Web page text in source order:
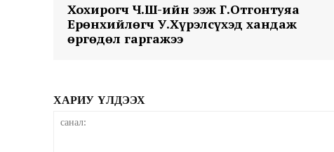
Хохирогч Ч.Ш-ийн ээж Г.Отгонтуяа
Ерөнхийлөгч У.Хүрэлсүхэд хандаж
өргөдөл гаргажээ
ХАРИУ ҮЛДЭЭХ